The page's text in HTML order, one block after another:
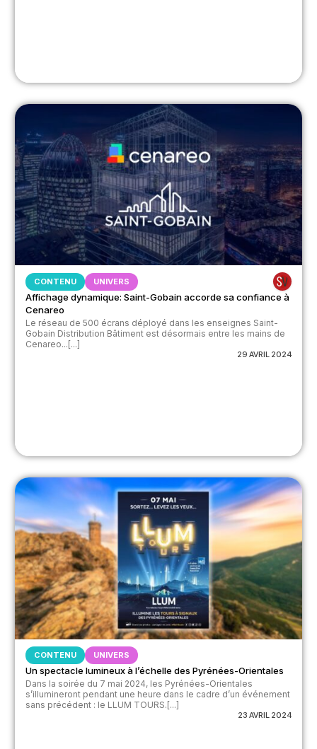
CONTENU UNIVERS
Affichage dynamique: Saint-Gobain accorde sa confiance à
Cenareo
Le réseau de 500 écrans déployé dans les enseignes Saint-
Gobain Distribution Bâtiment est désormais entre les mains de
Cenareo...[...]
29 AVRIL 2024
CONTENU UNIVERS
Un spectacle lumineux à l’échelle des Pyrénées-Orientales
Dans la soirée du 7 mai 2024, les Pyrénées-Orientales
s’illumineront pendant une heure dans le cadre d’un événement
sans précédent : le LLUM TOURS.[...]
23 AVRIL 2024